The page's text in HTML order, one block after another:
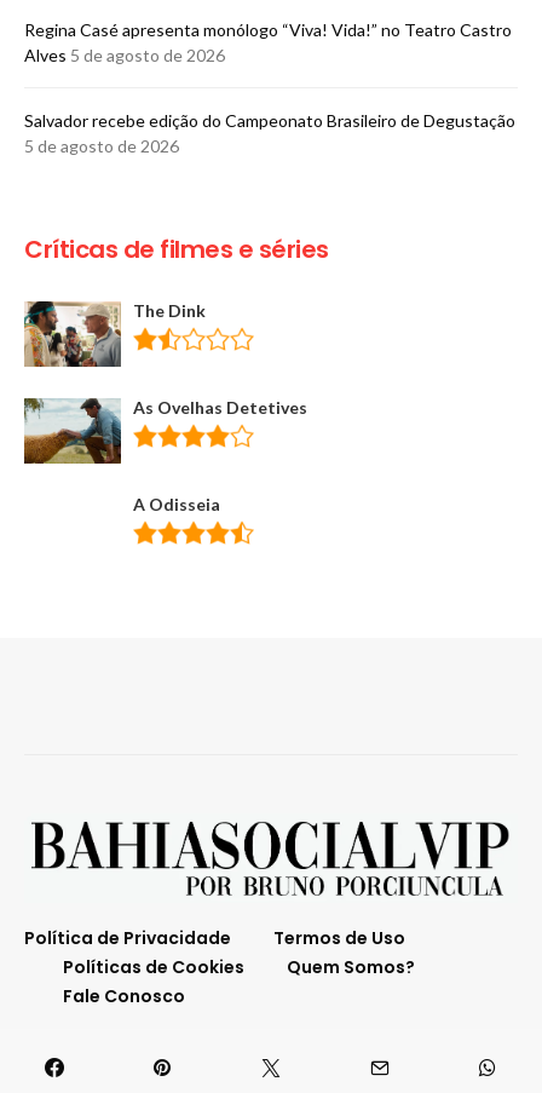
Regina Casé apresenta monólogo “Viva! Vida!” no Teatro Castro
Alves 5 de agosto de 2026
​Salvador recebe edição do Campeonato Brasileiro de Degustação
5 de agosto de 2026
Críticas de filmes e séries
The Dink
As Ovelhas Detetives
A Odisseia
Política de Privacidade
Termos de Uso
Políticas de Cookies
Quem Somos?
Fale Conosco